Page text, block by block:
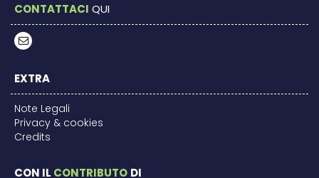
CONTATTACI QUI
EXTRA
Note Legali
Privacy & cookies
Credits
CON IL CONTRIBUTO DI